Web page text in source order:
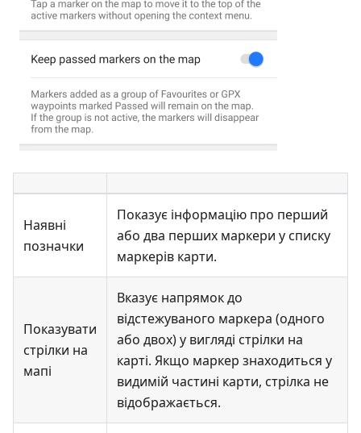
Наявні
позначки
Показує інформацію про перший
або два перших маркери у списку
маркерів карти.
Показувати
стрілки на
мапі
Вказує напрямок до
відстежуваного маркера (одного
або двох) у вигляді стрілки на
карті. Якщо маркер знаходиться у
видимій частині карти, стрілка не
відображається.